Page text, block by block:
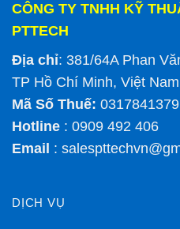
CÔNG TY TNHH KỸ
PTTECH
Địa chỉ: 381/64A Phan
TP Hồ Chí Minh, Việt
Mã Số Thuế: 0317841379
Hotline : 0909 492 406
Email :
DỊCH VỤ